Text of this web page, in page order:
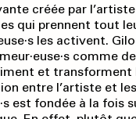
créée par
qui prennent tout
les activent.
comme
et transforment
entre l’artiste et les
est fondée à la fois